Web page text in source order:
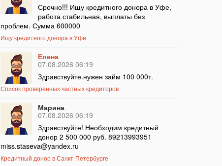
Срочно!!! Ищу кредитного донора в Уфе,
работа стабильная, выплаты без
проблем. Сумма 600000
Ищу кредитного донора в Уфе
Елена
07.08.2026 06:19
Здравствуйте.нужен займ 100 000т.
Список проверенных частных кредиторов
Марина
07.08.2026 06:19
Здравствуйте! Необходим кредитный
донор 2 500 000 руб. 89213993951
miss.staseva@yandex.ru
Кредитный донор в Санкт-Петербурге